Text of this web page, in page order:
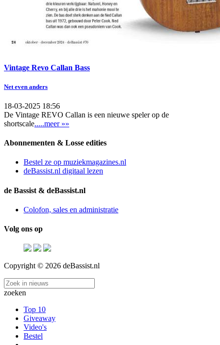
Vintage Revo Callan Bass
Net even anders
18-03-2025 18:56
De Vintage REVO Callan is een nieuwe speler op de
shortscale.....meer »»
Abonnementen & Losse edities
Bestel ze op muziekmagazines.nl
deBassist.nl digitaal lezen
de Bassist & deBassist.nl
Colofon, sales en administratie
Volg ons op
Copyright © 2026 deBassist.nl
zoeken
Top 10
Giveaway
Video's
Bestel